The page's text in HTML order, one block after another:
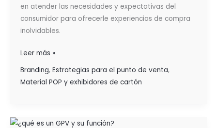
en atender las necesidades y expectativas del
consumidor para ofrecerle experiencias de compra
inolvidables.
Leer más »
Branding, Estrategias para el punto de venta,
Material POP y exhibidores de cartón
EL